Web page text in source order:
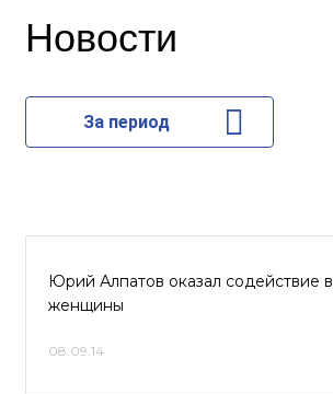
Новости
За период
Юрий Алпатов оказал содействие
женщины
08.09.14